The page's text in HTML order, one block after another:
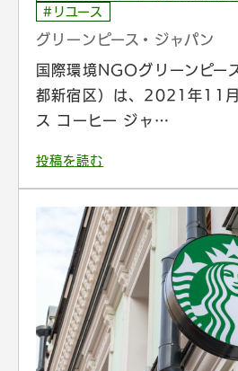
#リユース
グリーンピース・ジャパン
国際環境NGOグリーンピー
都新宿区）は、2021年11
ス コーヒー ジャ…
投稿を読む